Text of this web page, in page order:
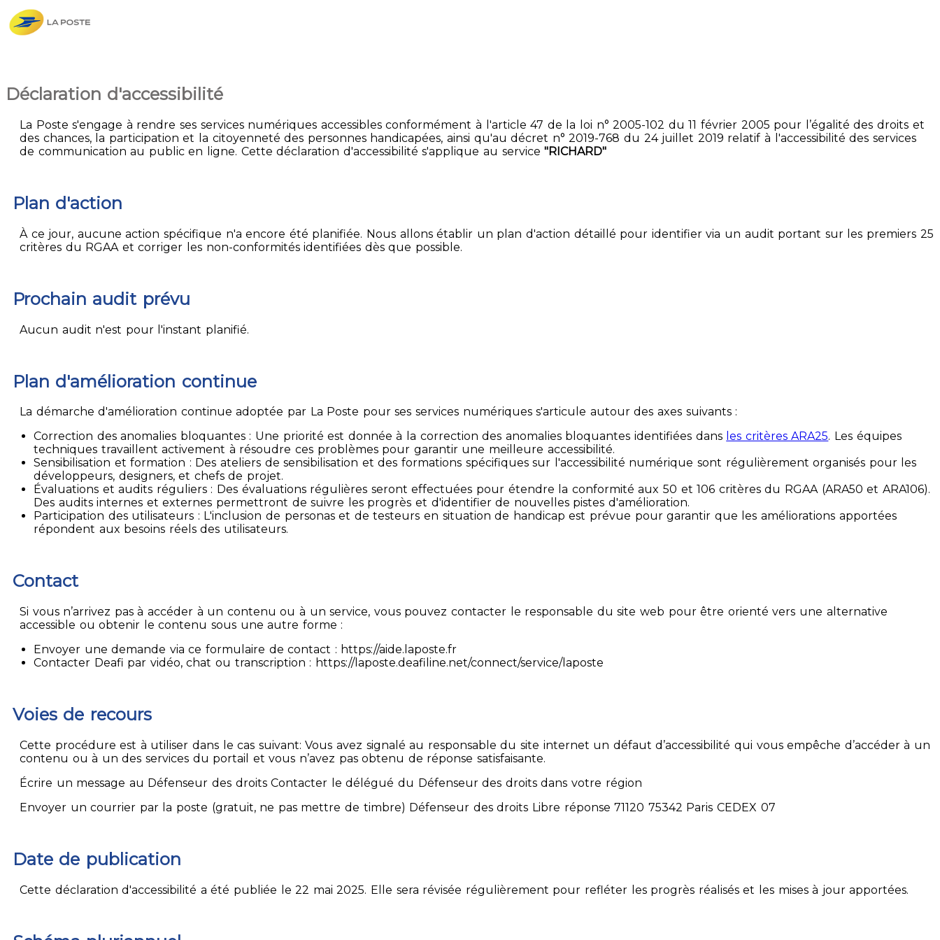
Déclaration d'accessibilité
La Poste s'engage à rendre ses services numériques accessibles conformément à l'article 47 de la loi n° 2005-102 du 11 février 2005 pour l’égalité des droits et
des chances, la participation et la citoyenneté des personnes handicapées, ainsi qu'au décret n° 2019-768 du 24 juillet 2019 relatif à l'accessibilité des services
de communication au public en ligne. Cette déclaration d'accessibilité s'applique au service"RICHARD"
Plan d'action
À ce jour, aucune action spécifique n'a encore été planifiée. Nous allons établir un plan d'action détaillé pour identifier via un audit portant sur les premiers 25
critères du RGAA et corriger les non-conformités identifiées dès que possible.
Prochain audit prévu
Aucun audit n'est pour l'instant planifié.
Plan d'amélioration continue
La démarche d'amélioration continue adoptée par La Poste pour ses services numériques s'articule autour des axes suivants :
Correction des anomalies bloquantes : Une priorité est donnée à la correction des anomalies bloquantes identifiées dans les critères ARA25. Les équipes
techniques travaillent activement à résoudre ces problèmes pour garantir une meilleure accessibilité.
Sensibilisation et formation : Des ateliers de sensibilisation et des formations spécifiques sur l'accessibilité numérique sont régulièrement organisés pour les
développeurs, designers, et chefs de projet.
Évaluations et audits réguliers : Des évaluations régulières seront effectuées pour étendre la conformité aux 50 et 106 critères du RGAA (ARA50 et ARA106).
Des audits internes et externes permettront de suivre les progrès et d'identifier de nouvelles pistes d'amélioration.
Participation des utilisateurs : L'inclusion de personas et de testeurs en situation de handicap est prévue pour garantir que les améliorations apportées
répondent aux besoins réels des utilisateurs.
Contact
Si vous n’arrivez pas à accéder à un contenu ou à un service, vous pouvez contacter le responsable du site web pour être orienté vers une alternative
accessible ou obtenir le contenu sous une autre forme :
Envoyer une demande via ce formulaire de contact : https://aide.laposte.fr
Contacter Deafi par vidéo, chat ou transcription : https://laposte.deafiline.net/connect/service/laposte
Voies de recours
Cette procédure est à utiliser dans le cas suivant: Vous avez signalé au responsable du site internet un défaut d’accessibilité qui vous empêche d’accéder à un
contenu ou à un des services du portail et vous n’avez pas obtenu de réponse satisfaisante.
Écrire un message au Défenseur des droits Contacter le délégué du Défenseur des droits dans votre région
Envoyer un courrier par la poste (gratuit, ne pas mettre de timbre) Défenseur des droits Libre réponse 71120 75342 Paris CEDEX 07
Date de publication
Cette déclaration d'accessibilité a été publiée le 22 mai 2025. Elle sera révisée régulièrement pour refléter les progrès réalisés et les mises à jour apportées.